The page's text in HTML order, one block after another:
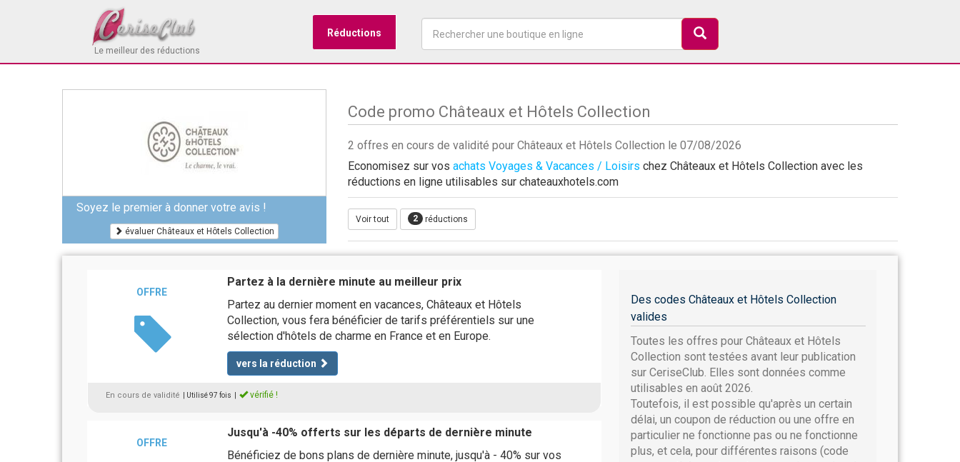
Le meilleur des réductions
Réductions
Soyez le premier à donner votre avis !
évaluer Châteaux et Hôtels Collection
Code promo Châteaux et Hôtels Collection
2 offres en cours de validité pour Châteaux et Hôtels Collection le 07/08/2026
Economisez sur vos achats Voyages & Vacances / Loisirs chez Châteaux et Hôtels Collection avec les
réductions en ligne utilisables sur chateauxhotels.com
Voir tout 2 réductions
OFFRE
Partez à la dernière minute au meilleur prix
Partez au dernier moment en vacances, Châteaux et Hôtels
Collection, vous fera bénéficier de tarifs préférentiels sur une
sélection d'hôtels de charme en France et en Europe.
vers la réduction
En cours de validité | Utilisé 97 fois vérifié !
OFFRE
Jusqu'à -40% offerts sur les départs de dernière minute
Bénéficiez de bons plans de dernière minute, jusqu'à - 40% sur vos
Des codes Châteaux et Hôtels Collection
valides
Toutes les offres pour Châteaux et Hôtels
Collection sont testées avant leur publication
sur CeriseClub. Elles sont données comme
utilisables en août 2026.
Toutefois, il est possible qu'après un certain
délai, un coupon de réduction ou une offre en
particulier ne fonctionne pas ou ne fonctionne
plus, et cela, pour différentes raisons (code